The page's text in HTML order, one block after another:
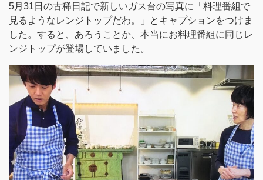
5月31日の古稀日記で新しいガス台の写真に「料理番組で
見るようなレンジトップだわ。」とキャプションをつけま
した。すると、あろうことか、本当にお料理番組に同じレ
ンジトップが登場していました。